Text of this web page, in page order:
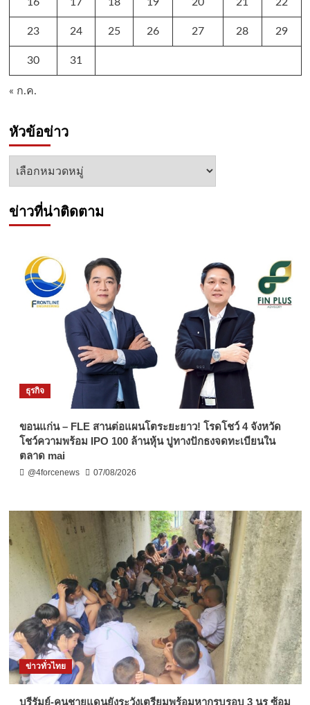
23 24 25 26 27 28 29
30 31
« ก.ค.
หัวข้อข่าว
หัวข้อ
ข่าวที่น่าติดตาม
ธุรกิจ
ขอนแก่น – FLE สานต่อแผนโตระยะยาว! โรดโชว์ 4 จังหวัด
โชว์ความพร้อม IPO 100 ล้านหุ้น ปูทางปักธงจดทะเบียนใน
ตลาด mai
@4forcenews 07/08/2026
ข่าวทั่วไทย
บุรีรัมย์-คนชายแดนยังระวังเตรียมพร้อมหากรบรอบ 3 นร ซ้อม